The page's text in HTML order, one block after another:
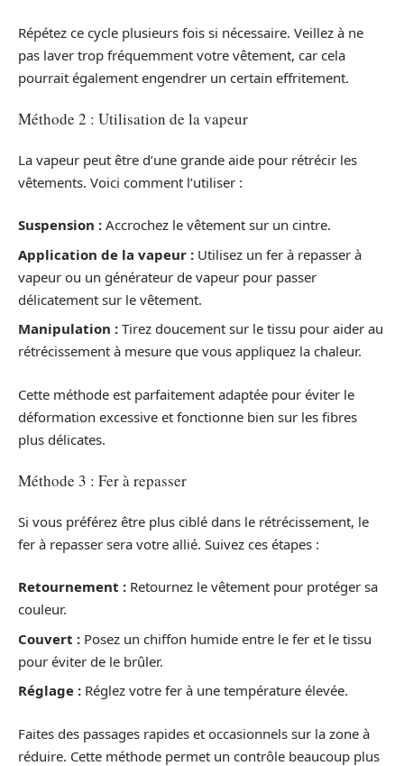
Répétez ce cycle plusieurs fois si nécessaire. Veillez à ne
pas laver trop fréquemment votre vêtement, car cela
pourrait également engendrer un certain effritement.
Méthode 2 : Utilisation de la vapeur
La vapeur peut être d’une grande aide pour rétrécir les
vêtements. Voici comment l’utiliser :
Suspension : Accrochez le vêtement sur un cintre.
Application de la vapeur : Utilisez un fer à repasser à
vapeur ou un générateur de vapeur pour passer
délicatement sur le vêtement.
Manipulation : Tirez doucement sur le tissu pour aider au
rétrécissement à mesure que vous appliquez la chaleur.
Cette méthode est parfaitement adaptée pour éviter le
déformation excessive et fonctionne bien sur les fibres
plus délicates.
Méthode 3 : Fer à repasser
Si vous préférez être plus ciblé dans le rétrécissement, le
fer à repasser sera votre allié. Suivez ces étapes :
Retournement : Retournez le vêtement pour protéger sa
couleur.
Couvert : Posez un chiffon humide entre le fer et le tissu
pour éviter de le brûler.
Réglage : Réglez votre fer à une température élevée.
Faites des passages rapides et occasionnels sur la zone à
réduire. Cette méthode permet un contrôle beaucoup plus